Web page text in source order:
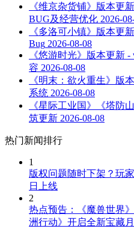
《维京杂货铺》版本更
BUG及经营优化 2026-
《多洛可小镇》版本更
Bug 2026-08-08
《悠游时光》版本更新
容 2026-08-08
《明末：欲火重生》版
系统 2026-08-08
《星际工业国》《塔防
筑更新 2026-08-08
热门新闻排行
1
版权问题随时下架？玩
日上线
2
热点预告：《魔兽世界
洲行动》开启全新宝藏月